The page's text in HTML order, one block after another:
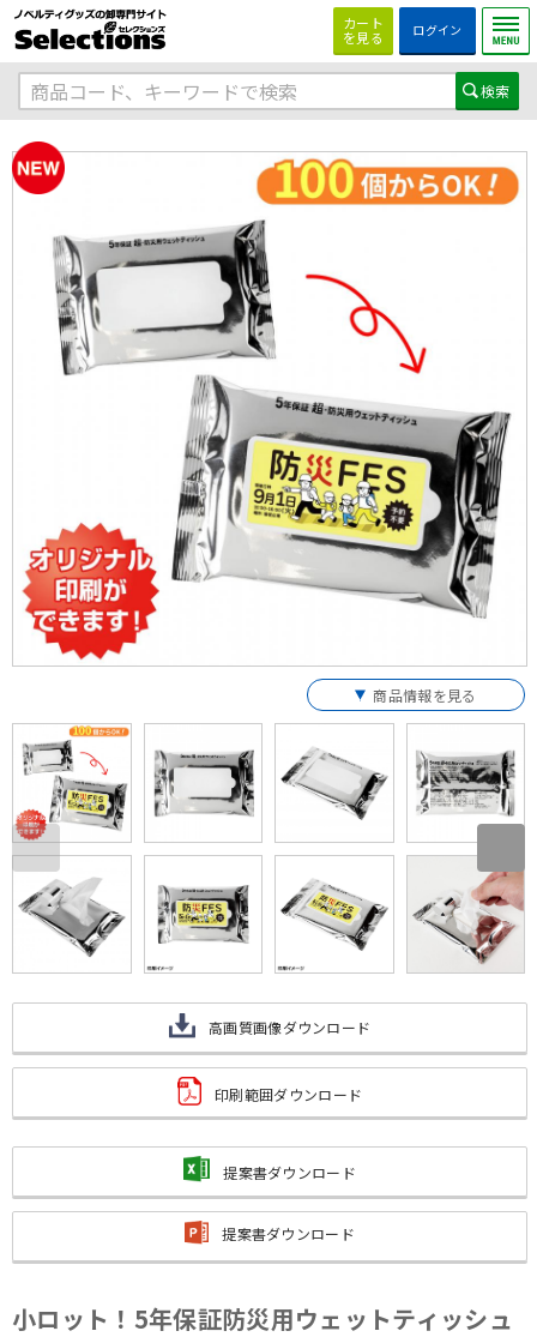
カート
を見る ログイン
商品情報を見る
高画質画像ダウンロード
印刷範囲ダウンロード
提案書ダウンロード
提案書ダウンロード
小ロット！5年保証防災用ウェットティッシュ